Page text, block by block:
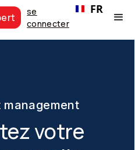
se
connecter
FR
management
votre